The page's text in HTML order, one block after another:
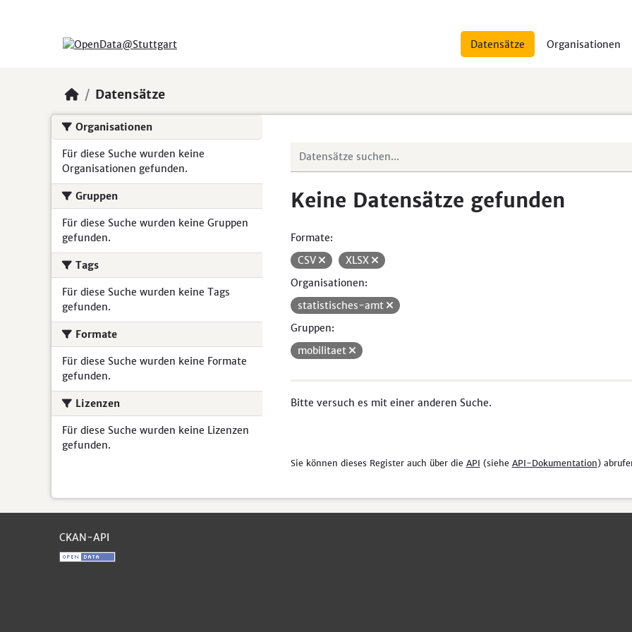
Datensätze Organisationen
Datensätze
Organisationen
Für diese Suche wurden keine
Organisationen gefunden.
Gruppen
Für diese Suche wurden keine Gruppen
gefunden.
Tags
Für diese Suche wurden keine Tags
gefunden.
Formate
Für diese Suche wurden keine Formate
gefunden.
Lizenzen
Für diese Suche wurden keine Lizenzen
gefunden.
Keine Datensätze gefunden
Formate:
CSV
XLSX
Organisationen:
statistisches-amt
Gruppen:
mobilitaet
Bitte versuch es mit einer anderen Suche.
Sie können dieses Register auch über die API (siehe API-Dokumentation)
CKAN-API